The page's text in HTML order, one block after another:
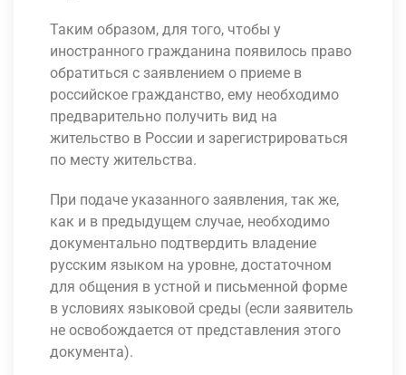
Таким образом, для того, чтобы у
иностранного гражданина появилось право
обратиться с заявлением о приеме в
российское гражданство, ему необходимо
предварительно получить вид на
жительство в России и зарегистрироваться
по месту жительства.
При подаче указанного заявления, так же,
как и в предыдущем случае, необходимо
документально подтвердить владение
русским языком на уровне, достаточном
для общения в устной и письменной форме
в условиях языковой среды (если заявитель
не освобождается от представления этого
документа).